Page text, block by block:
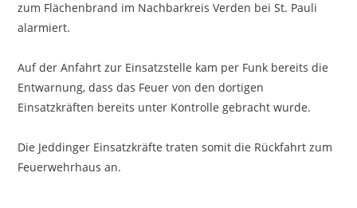
zum Flächenbrand im Nachbarkreis Verden bei St. Pauli
alarmiert.
Auf der Anfahrt zur Einsatzstelle kam per Funk bereits die
Entwarnung, dass das Feuer von den dortigen
Einsatzkräften bereits unter Kontrolle gebracht wurde.
Die Jeddinger Einsatzkräfte traten somit die Rückfahrt zum
Feuerwehrhaus an.